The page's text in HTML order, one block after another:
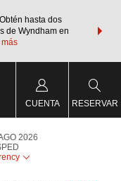
Obtén hasta dos
de Wyndham en
de viaje
CUENTA RESERVAR
2026